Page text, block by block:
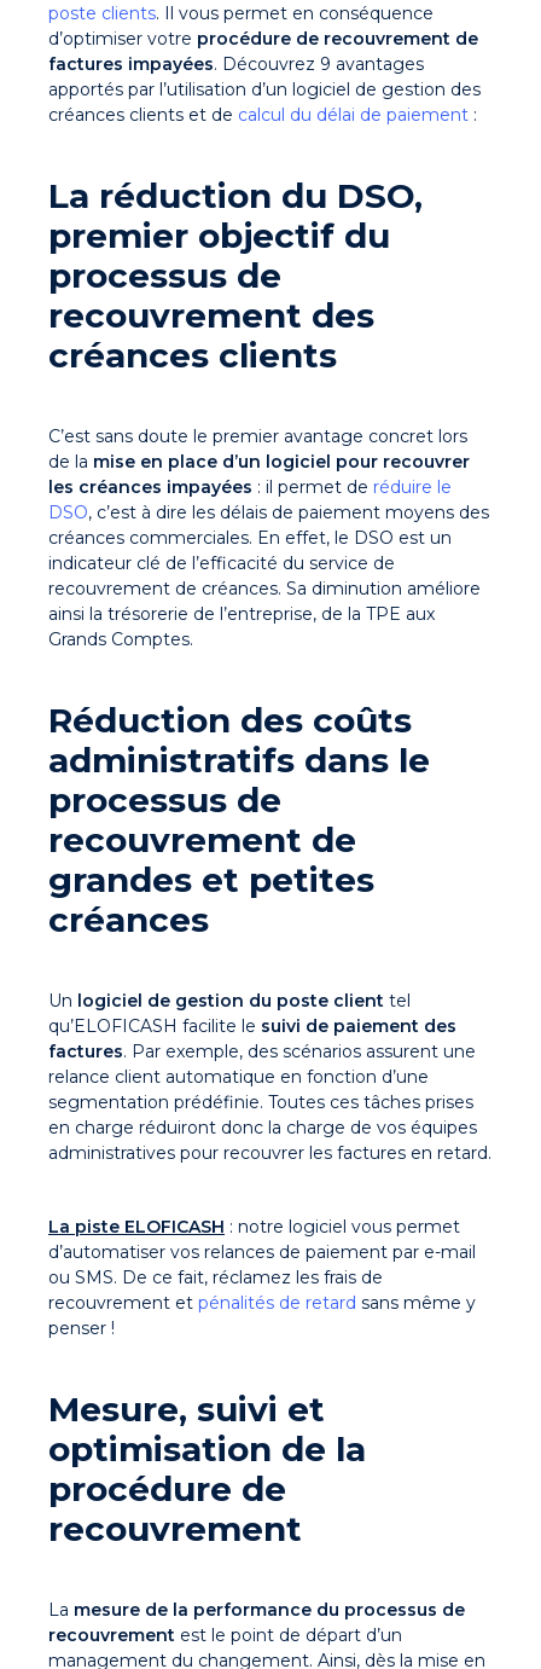
poste clients. Il vous permet en conséquence
d’optimiser votre procédure de recouvrement de
factures impayées. Découvrez 9 avantages
apportés par l’utilisation d’un logiciel de gestion des
créances clients et de calcul du délai de paiement :
La réduction du DSO,
premier objectif du
processus de
recouvrement des
créances clients
C’est sans doute le premier avantage concret lors
de la mise en place d’un logiciel pour recouvrer
les créances impayées : il permet de réduire le
DSO, c’est à dire les délais de paiement moyens des
créances commerciales. En effet, le DSO est un
indicateur clé de l’efficacité du service de
recouvrement de créances. Sa diminution améliore
ainsi la trésorerie de l’entreprise, de la TPE aux
Grands Comptes.
Réduction des coûts
administratifs dans le
processus de
recouvrement de
grandes et petites
créances
Un logiciel de gestion du poste client tel
qu’ELOFICASH facilite le suivi de paiement des
factures. Par exemple, des scénarios assurent une
relance client automatique en fonction d’une
segmentation prédéfinie. Toutes ces tâches prises
en charge réduiront donc la charge de vos équipes
administratives pour recouvrer les factures en retard.
La piste ELOFICASH : notre logiciel vous permet
d’automatiser vos relances de paiement par e-mail
ou SMS. De ce fait, réclamez les frais de
recouvrement et pénalités de retard sans même y
penser !
Mesure, suivi et
optimisation de la
procédure de
recouvrement
La mesure de la performance du processus de
recouvrement est le point de départ d’un
management du changement. Ainsi, dès la mise en